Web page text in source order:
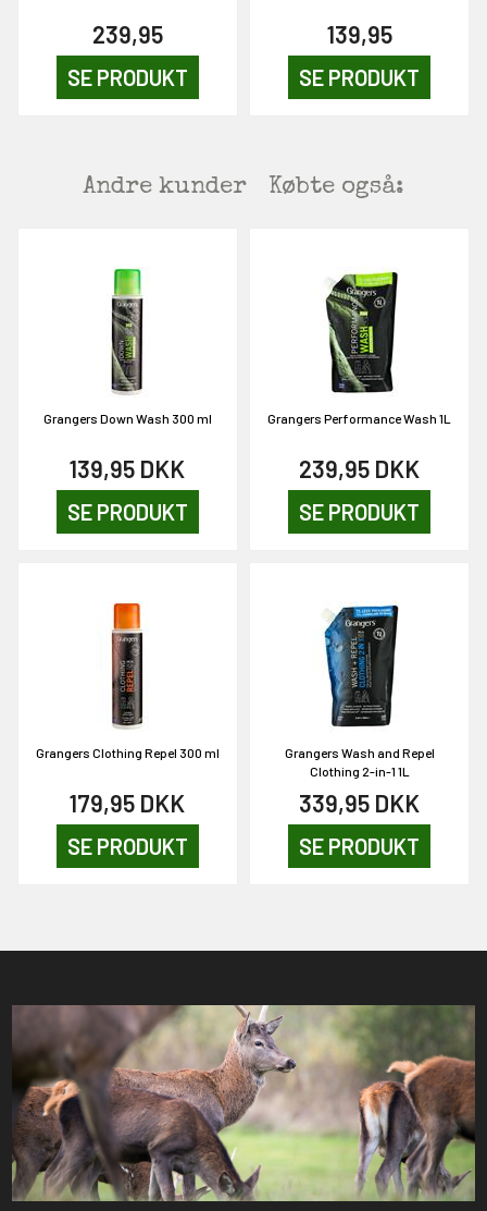
239,95
SE PRODUKT
139,95
SE PRODUKT
Andre kunder Købte også:
Grangers Down Wash 300 ml
139,95 DKK
SE PRODUKT
Grangers Performance Wash 1L
239,95 DKK
SE PRODUKT
Grangers Clothing Repel 300 ml
179,95 DKK
SE PRODUKT
Grangers Wash and Repel
Clothing 2-in-1 1L
339,95 DKK
SE PRODUKT